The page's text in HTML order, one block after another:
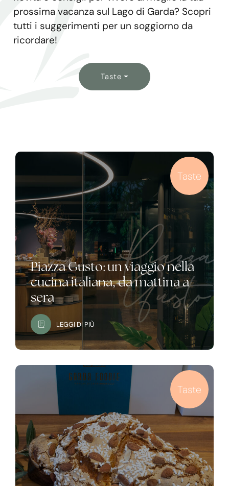
prossima vacanza sul Lago di Garda? Scopri
tutti i suggerimenti per un soggiorno da
ricordare!
Taste
Taste
Piazza Gusto: un viaggio nella
cucina italiana, da mattina a
sera
LEGGI DI PIÙ
Taste